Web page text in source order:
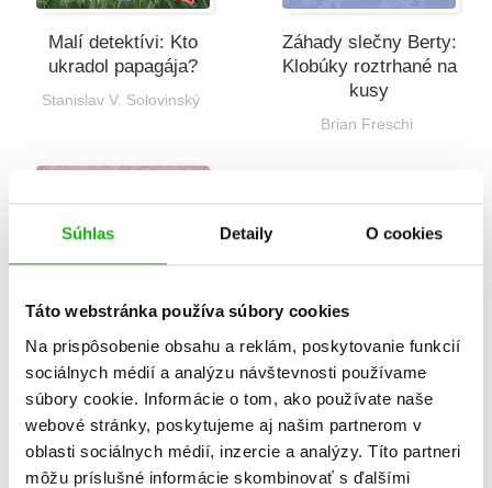
Súhlas Detaily O cookies
Táto webstránka používa súbory cookies
Na prispôsobenie obsahu a reklám, poskytovanie funkcií
sociálnych médií a analýzu návštevnosti používame
súbory cookie. Informácie o tom, ako používate naše
webové stránky, poskytujeme aj našim partnerom v
oblasti sociálnych médií, inzercie a analýzy. Títo partneri
môžu príslušné informácie skombinovať s ďalšími
Malí detektívi: Kto
ukradol papagája?
Stanislav V. Solovinský
Záhady slečny Berty:
Klobúky roztrhané na
kusy
Brian Freschi
Záhady slečny Berty:
Stratená torta